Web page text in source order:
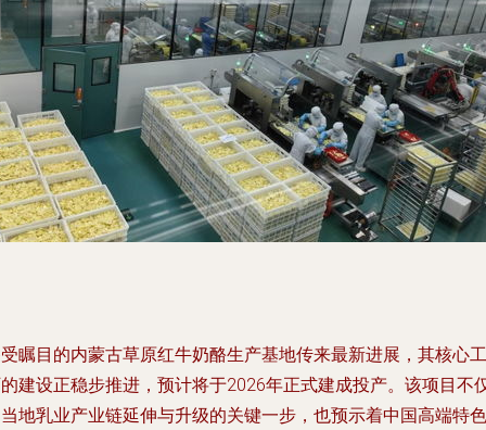
瞩目的内蒙古草原红牛奶酪生产基地传来最新进展，其核心工
建设正稳步推进，预计将于2026年正式建成投产。该项目不
地乳业产业链延伸与升级的关键一步，也预示着中国高端特色